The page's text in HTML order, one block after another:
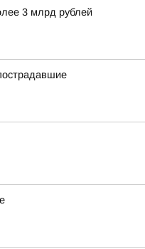
3 млрд рублей